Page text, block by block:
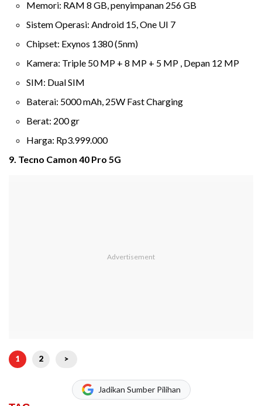
Memori: RAM 8 GB, penyimpanan 256 GB
Sistem Operasi: Android 15, One UI 7
Chipset: Exynos 1380 (5nm)
Kamera: Triple 50 MP + 8 MP + 5 MP , Depan 12 MP
SIM: Dual SIM
Baterai: 5000 mAh, 25W Fast Charging
Berat: 200 gr
Harga: Rp3.999.000
9. Tecno Camon 40 Pro 5G
1 2 >
Jadikan Sumber Pilihan